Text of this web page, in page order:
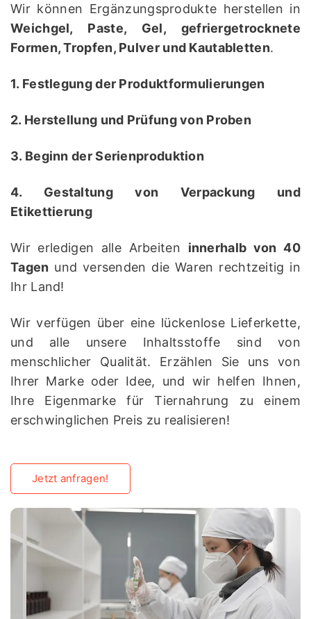
Wir können Ergänzungsprodukte herstellen in
Weichgel, Paste, Gel, gefriergetrocknete
Formen, Tropfen, Pulver und Kautabletten.
1. Festlegung der Produktformulierungen
2. Herstellung und Prüfung von Proben
3. Beginn der Serienproduktion
4. Gestaltung von Verpackung und
Etikettierung
Wir erledigen alle Arbeiten innerhalb von 40
Tagen und versenden die Waren rechtzeitig in
Ihr Land!
Wir verfügen über eine lückenlose Lieferkette,
und alle unsere Inhaltsstoffe sind von
menschlicher Qualität. Erzählen Sie uns von
Ihrer Marke oder Idee, und wir helfen Ihnen,
Ihre Eigenmarke für Tiernahrung zu einem
erschwinglichen Preis zu realisieren!
Jetzt anfragen!